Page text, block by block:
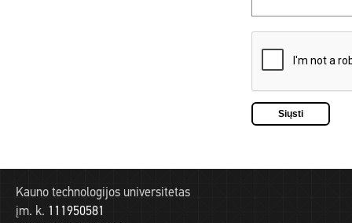
Kauno technologijos universitetas
įm. k. 111950581